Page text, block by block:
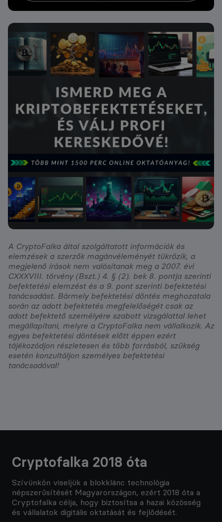
A CryptoFalka által szolgáltatott információk és
elemzések a szerzők magánvéleményét tükrözik, a
megjelenő írások nem valósítanak meg a 2007. évi
CXXXVIII. törvény (Bszt.) 4. § (2). bek 8. pontja szerinti
befektetési elemzést és a 9. pont szerinti befektetési
tanácsadást. Bármely befektetési döntés meghozatala
során az adott befektetés megfelelőségét csak az
adott befektető személyére szabott vizsgálattal lehet
megállapítani, melyre a CryptoFalka nem vállalkozik. Az
egyes befektetési döntések előtt éppen ezért
tájékozódjon részletesen és több forrásból, szükség
esetén konzultáljon személyes befektetési
tanácsadóval!
Cryptofalka 2018 óta
Szívünkön viseljük a blokklánc technológia
népszerűsítését Magyarországon, ezért 2018 óta a
Cryptofalka célja, hogy biztosítsa a hazai közösség
és vállalatok digitális oktatását és fejlődését.